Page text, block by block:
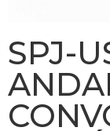
SPJ-